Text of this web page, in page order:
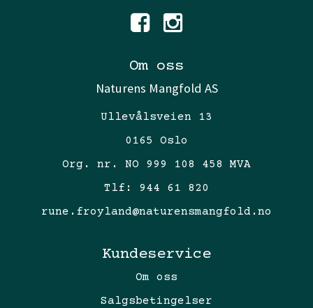
Om oss
Naturens Mangfold AS
Ullevålsveien 13
0165 Oslo
Org. nr. NO 999 108 458 MVA
Tlf: 944 61 820
rune.froyland@naturensmangfold.no
Kundeservice
Om oss
Salgsbetingelser